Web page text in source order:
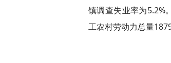
镇调查失业率为5.2%
工农村劳动力总量